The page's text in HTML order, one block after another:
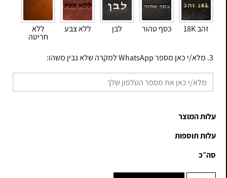
זהב 18K כסף טהור לבן ללא צבע ללא
חריטה
3. מלא/י כאן מספר WhatsApp למקרה שלא נבין משהו:
עלות המוצר
עלות תוספות
סה״כ